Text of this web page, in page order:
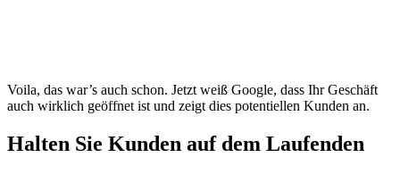
Voila, das war’s auch schon. Jetzt weiß Google, dass Ihr Geschäft
auch wirklich geöffnet ist und zeigt dies potentiellen Kunden an.
Halten Sie Kunden auf dem Laufenden